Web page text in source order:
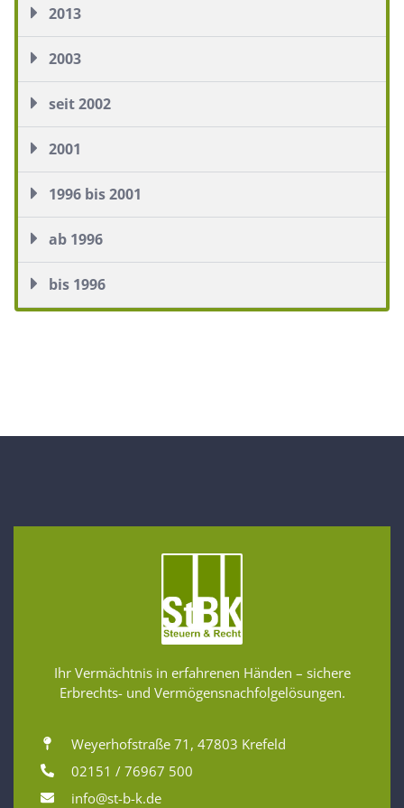
2013
2003
seit 2002
2001
1996 bis 2001
ab 1996
bis 1996
Ihr Vermächtnis in erfahrenen Händen – sichere
Erbrechts- und Vermögensnachfolgelösungen.
Weyerhofstraße 71, 47803 Krefeld
02151 / 76967 500
info@st-b-k.de